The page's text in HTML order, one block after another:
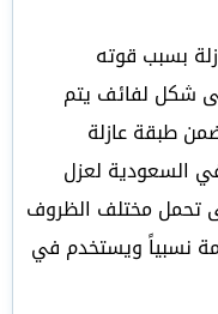
بسبب قوته
شكل لفائف يتم
طبقة عازلة
السعودية لعزل
تحمل مختلف الظروف
نسبياً ويستخدم في